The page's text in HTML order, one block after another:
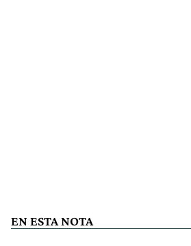
EN ESTA NOTA